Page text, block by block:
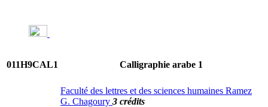
011H9CAL1 Calligraphie arabe 1
Faculté des lettres et des sciences humaines Ramez
G. Chagoury 3 crédits